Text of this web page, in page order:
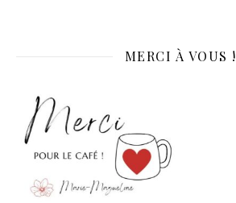
MERCI À VOUS !